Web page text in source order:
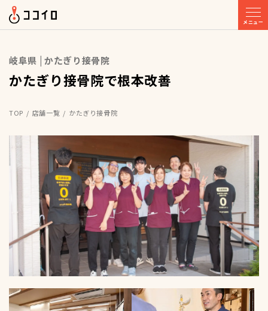
メニュー
岐阜県 | かたぎり接骨院
かたぎり接骨院で根本改善
TOP 店舗一覧 かたぎり接骨院